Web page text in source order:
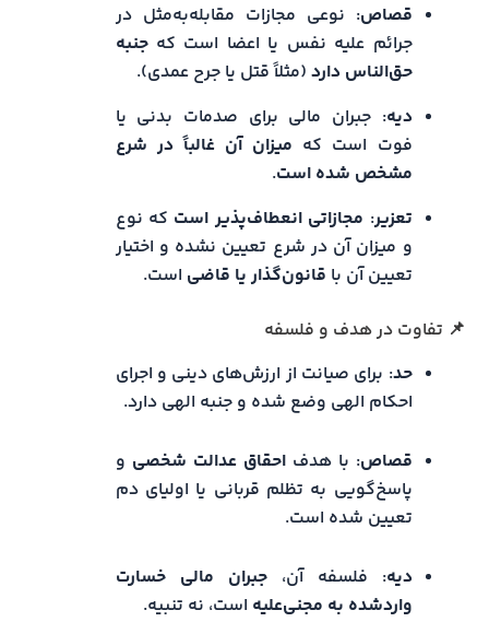
قصاص: نوعی مجازات مقابله‌به‌مثل در
جرائم علیه نفس یا اعضا است کهجنبه
حق‌الناس دارد (مثلاً قتل یا جرح عمدی).
دیه: جبران مالی برای صدمات بدنی یا
فوت است که میزان آن غالباً در شرع
مشخص شده است.
تعزیر: مجازاتی انعطاف‌پذیر است که نوع
و میزان آن در شرع تعیین نشده و اختیار
تعیین آن با قانون‌گذار یا قاضی است.
📌 تفاوت در هدف و فلسفه
حد: برای صیانت از ارزش‌های دینی و اجرای
احکام الهی وضع شده و جنبه‌ الهی دارد.
قصاص: با هدفاحقاق عدالت شخصی و
پاسخ‌گویی به تظلم قربانی یا اولیای دم
تعیین شده است.
دیه: فلسفه آن،جبران مالی خسارت
واردشده به مجنی‌علیه است، نه تنبیه.